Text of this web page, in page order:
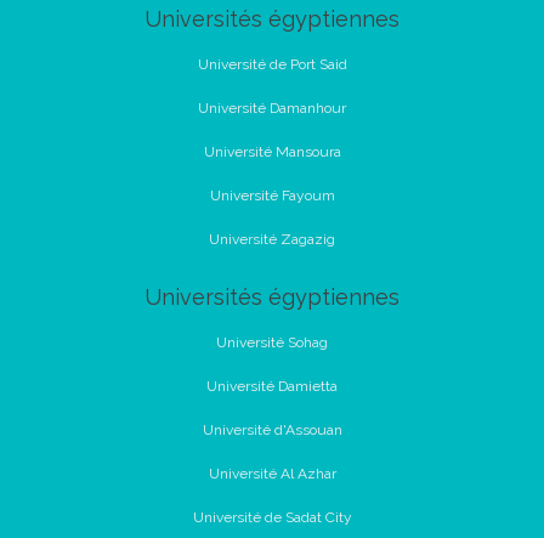
Universités égyptiennes
Université de Port Said
Université Damanhour
Université Mansoura
Université Fayoum
Université Zagazig
Universités égyptiennes
Université Sohag
Université Damietta
Université d'Assouan
Université Al Azhar
Université de Sadat City